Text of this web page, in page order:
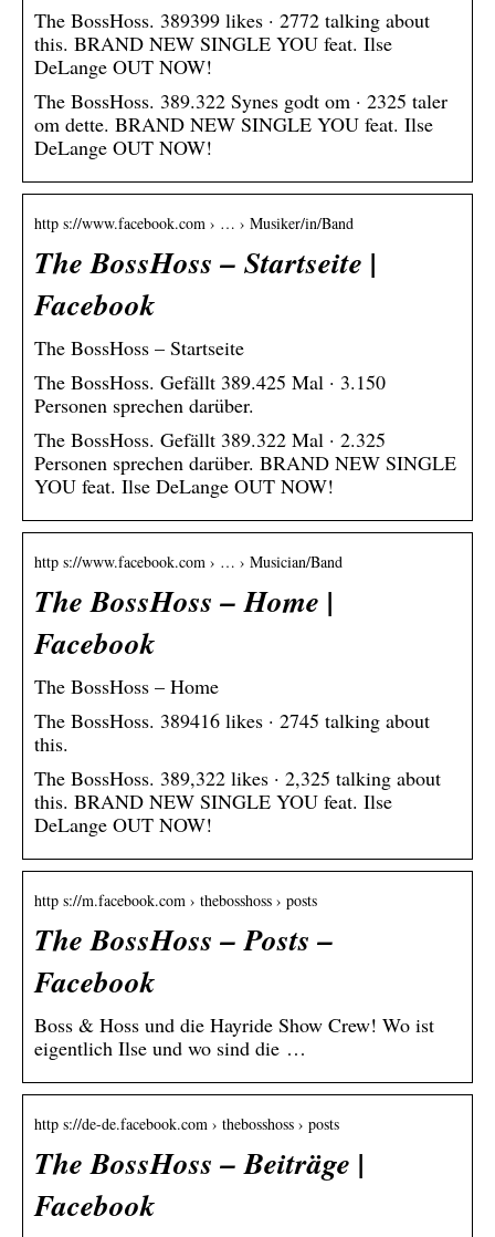
The BossHoss. 389399 likes · 2772 talking about
this. BRAND NEW SINGLE YOU feat. Ilse
DeLange OUT NOW!
The BossHoss. 389.322 Synes godt om · 2325 taler
om dette. BRAND NEW SINGLE YOU feat. Ilse
DeLange OUT NOW!
http s://www.facebook.com › … › Musiker/in/Band
The BossHoss – Startseite |
Facebook
The BossHoss – Startseite
The BossHoss. Gefällt 389.425 Mal · 3.150
Personen sprechen darüber.
The BossHoss. Gefällt 389.322 Mal · 2.325
Personen sprechen darüber. BRAND NEW SINGLE
YOU feat. Ilse DeLange OUT NOW!
http s://www.facebook.com › … › Musician/Band
The BossHoss – Home |
Facebook
The BossHoss – Home
The BossHoss. 389416 likes · 2745 talking about
this.
The BossHoss. 389,322 likes · 2,325 talking about
this. BRAND NEW SINGLE YOU feat. Ilse
DeLange OUT NOW!
http s://m.facebook.com › thebosshoss › posts
The BossHoss – Posts –
Facebook
Boss & Hoss und die Hayride Show Crew! Wo ist
eigentlich Ilse und wo sind die …
http s://de-de.facebook.com › thebosshoss › posts
The BossHoss – Beiträge |
Facebook